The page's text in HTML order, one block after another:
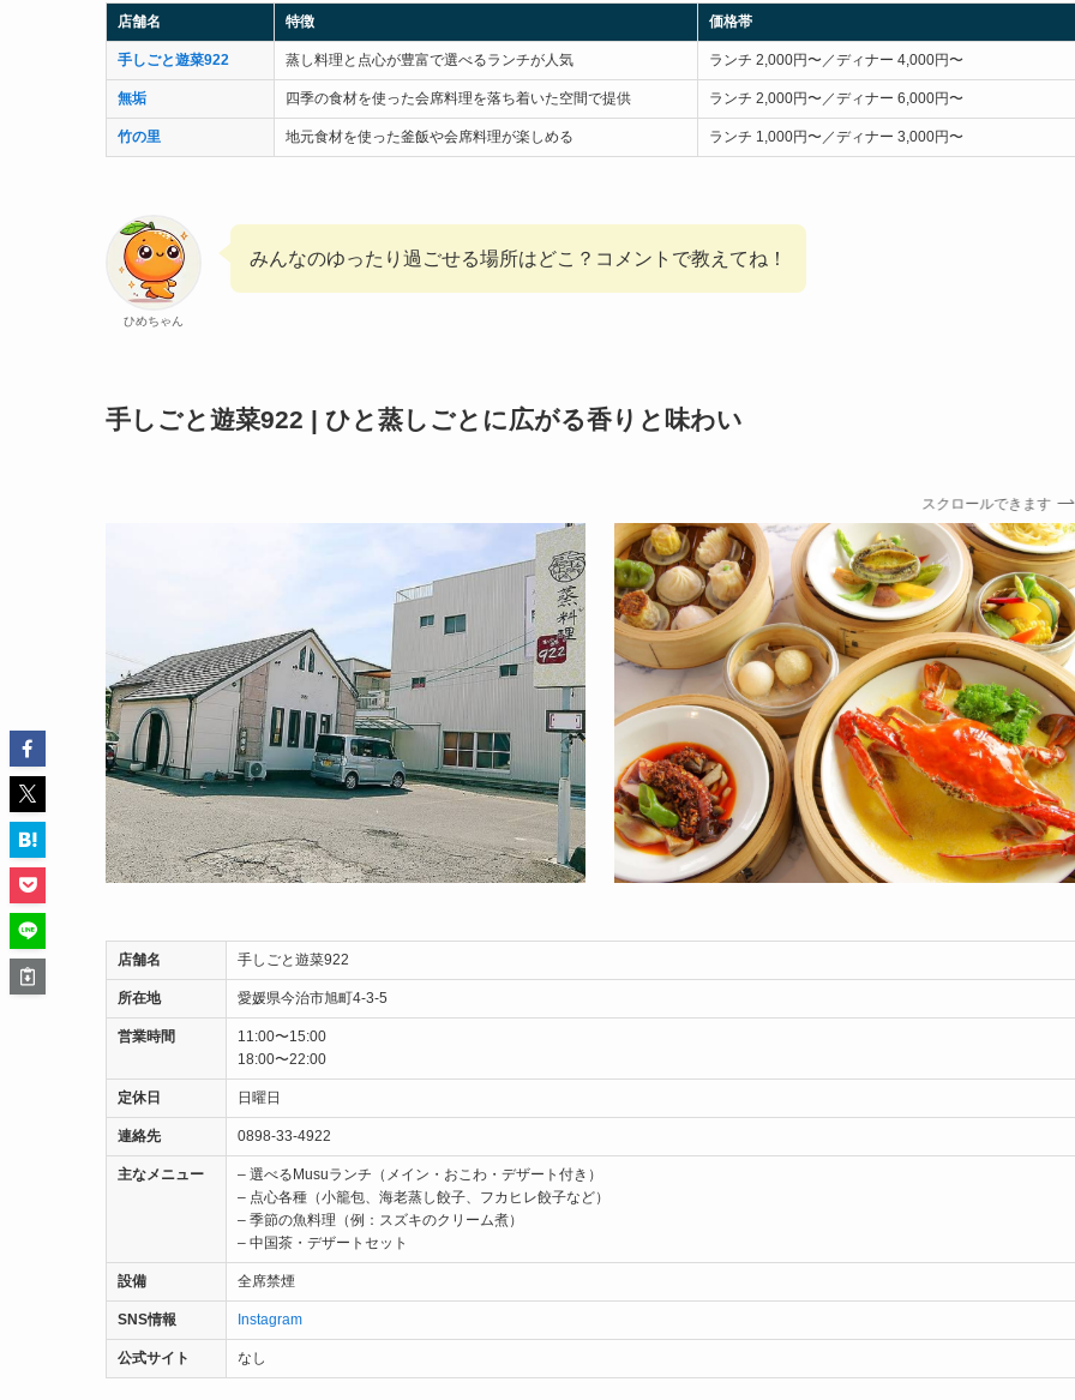
店舗名 特徴 価格帯
手しごと遊菜922 蒸し料理と点心が豊富で選べるランチが人気 ランチ 2,000円〜／ディナー 4,000円〜
無垢 四季の食材を使った会席料理を落ち着いた空間で提供 ランチ 2,000円〜／ディナー 6,000円〜
竹の里 地元食材を使った釜飯や会席料理が楽しめる ランチ 1,000円〜／ディナー 3,000円〜
ひめちゃん
みんなのゆったり過ごせる場所はどこ？コメントで教えてね！
手しごと遊菜922 | ひと蒸しごとに広がる香りと味わい
スクロールできます
店舗名 手しごと遊菜922
所在地 愛媛県今治市旭町4-3-5
営業時間
11:00〜15:00
18:00〜22:00
定休日 日曜日
連絡先 0898-33-4922
主なメニュー
– 選べるMusuランチ（メイン・おこわ・デザート付き）
– 点心各種（小籠包、海老蒸し餃子、フカヒレ餃子など）
– 季節の魚料理（例：スズキのクリーム煮）
– 中国茶・デザートセット
設備 全席禁煙
SNS情報 Instagram
公式サイト なし